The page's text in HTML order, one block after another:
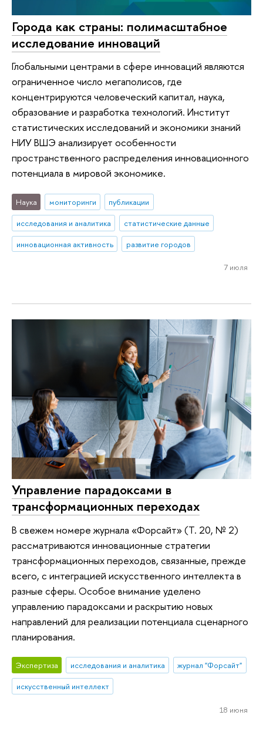
Города как страны: полимасштабное
исследование инноваций
Глобальными центрами в сфере инноваций являются
ограниченное число мегаполисов, где
концентрируются человеческий капитал, наука,
образование и разработка технологий. Институт
статистических исследований и экономики знаний
НИУ ВШЭ анализирует особенности
пространственного распределения инновационного
потенциала в мировой экономике.
Наука мониторинги
публикации
исследования и аналитика
статистические данные
инновационная активность
развитие городов
7 июля
Управление парадоксами в
трансформационных переходах
В свежем номере журнала «Форсайт» (Т. 20, № 2)
рассматриваются инновационные стратегии
трансформационных переходов, связанные, прежде
всего, с интеграцией искусственного интеллекта в
разные сферы. Особое внимание уделено
управлению парадоксами и раскрытию новых
направлений для реализации потенциала сценарного
планирования.
Экспертиза исследования и аналитика
журнал "Форсайт"
искусственный интеллект
18 июня